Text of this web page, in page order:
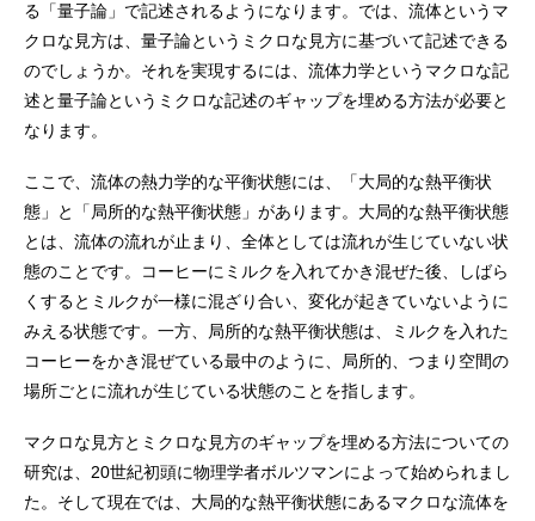
る「量子論」で記述されるようになります。では、流体というマ
クロな見方は、量子論というミクロな見方に基づいて記述できる
のでしょうか。それを実現するには、流体力学というマクロな記
述と量子論というミクロな記述のギャップを埋める方法が必要と
なります。
ここで、流体の熱力学的な平衡状態には、「大局的な熱平衡状
態」と「局所的な熱平衡状態」があります。大局的な熱平衡状態
とは、流体の流れが止まり、全体としては流れが生じていない状
態のことです。コーヒーにミルクを入れてかき混ぜた後、しばら
くするとミルクが一様に混ざり合い、変化が起きていないように
みえる状態です。一方、局所的な熱平衡状態は、ミルクを入れた
コーヒーをかき混ぜている最中のように、局所的、つまり空間の
場所ごとに流れが生じている状態のことを指します。
マクロな見方とミクロな見方のギャップを埋める方法についての
研究は、20世紀初頭に物理学者ボルツマンによって始められまし
た。そして現在では、大局的な熱平衡状態にあるマクロな流体を